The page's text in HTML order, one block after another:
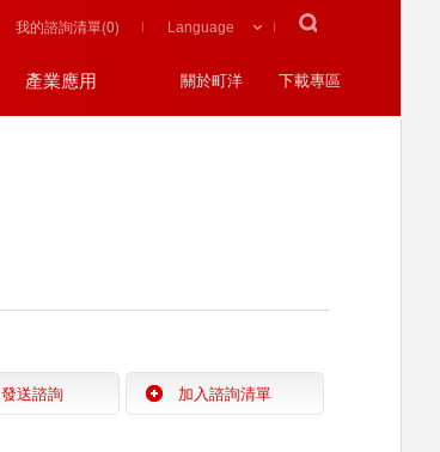
我的諮詢清單(0)
產業應用 關於町洋 下載專區
發送諮詢 加入諮詢清單